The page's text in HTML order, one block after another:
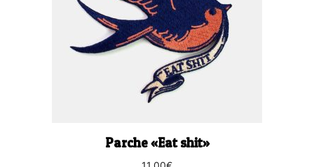
Parche «Eat shit»